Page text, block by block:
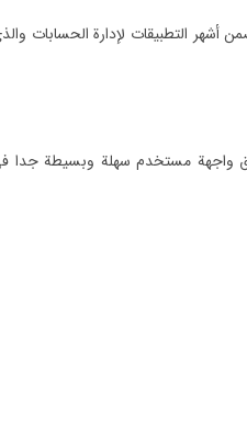
التطبيقات لإدارة الحسابات
واجهة مستخدم سهلة وبسيطة جدا